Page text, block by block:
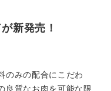
新発売！
のみの配合にこだわ
良質なお肉を可能な限